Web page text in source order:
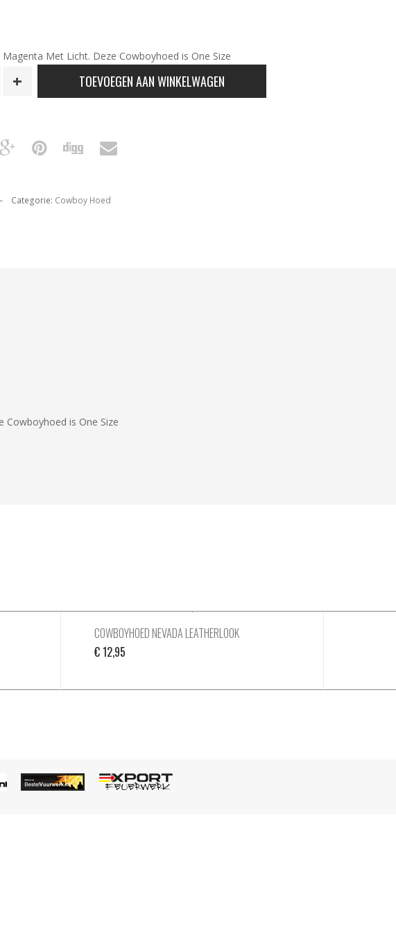
Met Licht. Deze Cowboyhoed is One Size
TOEVOEGEN AAN WINKELWAGEN
Categorie: Cowboy Hoed
Cowboyhoed is One Size
COWBOYHOED NEVADA LEATHERLOOK
€12,95